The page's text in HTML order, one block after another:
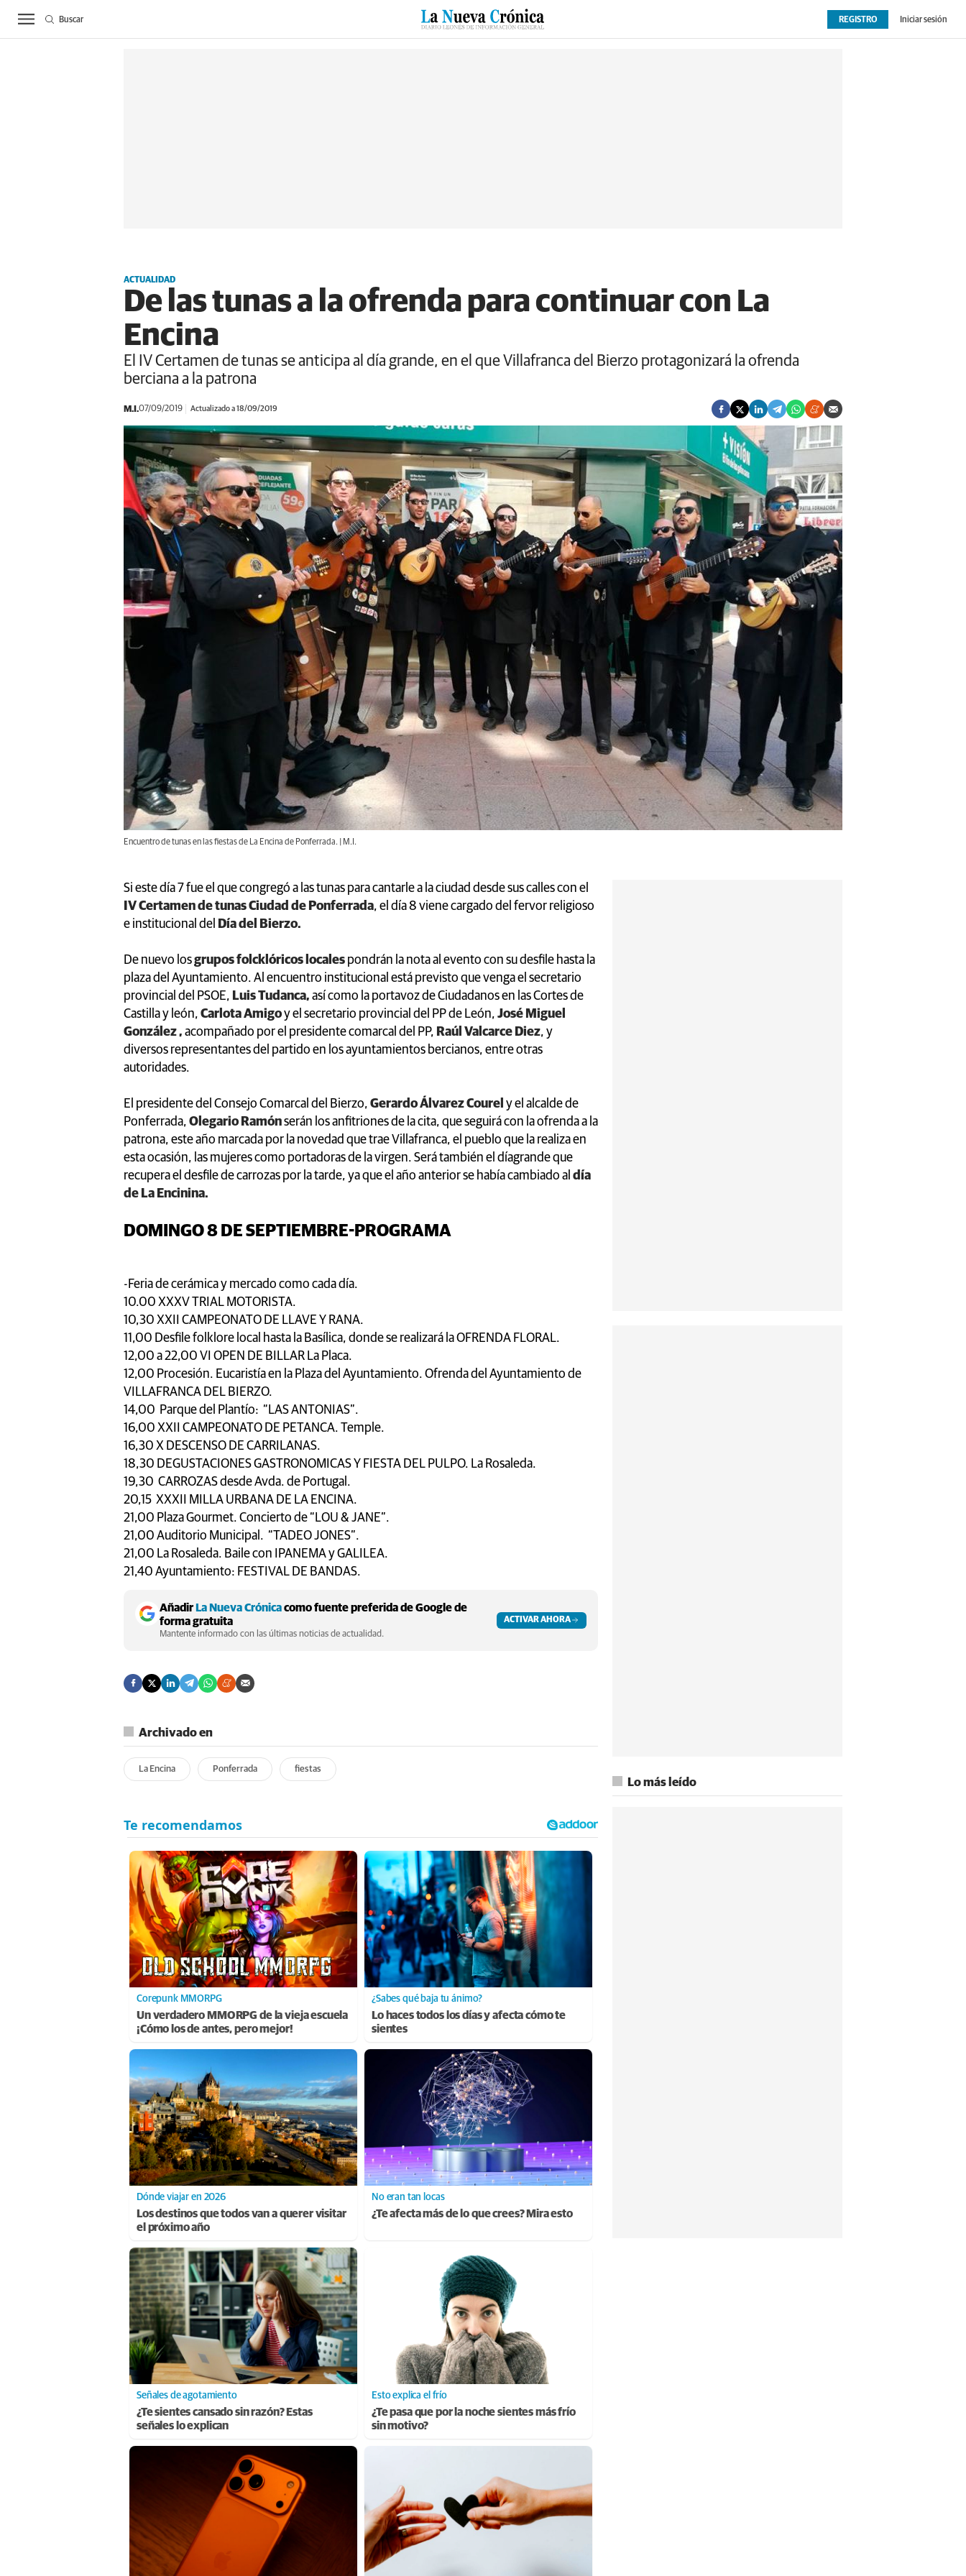
ACTUALIDAD BIERZO SUCESOS CULTURAS ESPECIALES DEPORTES OPINIÓN EXTRAS
REGISTRO Iniciar sesión
Buscar
ACTUALIDAD
De las tunas a la ofrenda para continuar con La
Encina
El IV Certamen de tunas se anticipa al día grande, en el que Villafranca del Bierzo protagonizará la ofrenda
berciana a la patrona
M.I.07/09/2019 Actualizado a 18/09/2019
Encuentro de tunas en las fiestas de La Encina de Ponferrada. | M.I.
Si este día 7 fue el que congregó a las tunas para cantarle a la ciudad desde sus calles con el
IV Certamen de tunas Ciudad de Ponferrada, el día 8 viene cargado del fervor religioso
e institucional del
Día del Bierzo.
De nuevo losgrupos folcklóricos locales pondrán la nota al evento con su desfile hasta la
plaza del Ayuntamiento. Al encuentro institucional está previsto que venga el secretario
provincial del PSOE, Luis Tudanca, así como la portavoz de Ciudadanos en las Cortes de
Castilla y león, Carlota Amigoy el secretario provincial del PP de León, José Miguel
González , acompañado por el presidente comarcal del PP, Raúl Valcarce Diez, y
diversos representantes del partido en los ayuntamientos bercianos, entre otras
autoridades.
El presidente del Consejo Comarcal del Bierzo, Gerardo Álvarez Courel y el alcalde de
Ponferrada, Olegario Ramónserán los anfitriones de la cita, que seguirá con la ofrenda a la
patrona, este año marcada por la novedad que trae Villafranca, el pueblo que la realiza en
esta ocasión, las mujeres como portadoras de la virgen. Será también el díagrande que
recupera el desfile de carrozas por la tarde, ya que el año anterior se había cambiado al día
de La Encinina.
DOMINGO 8 DE SEPTIEMBRE-PROGRAMA
-Feria de cerámica y mercado como cada día.
10.00 XXXV TRIAL MOTORISTA.
10,30 XXII CAMPEONATO DE LLAVE Y RANA.
11,00 Desfile folklore local hasta la Basílica, donde se realizará la OFRENDA FLORAL.
12,00 a 22,00 VI OPEN DE BILLAR La Placa.
12,00 Procesión. Eucaristía en la Plaza del Ayuntamiento. Ofrenda del Ayuntamiento de
VILLAFRANCA DEL BIERZO.
14,00 Parque del Plantío: “LAS ANTONIAS”.
16,00 XXII CAMPEONATO DE PETANCA. Temple.
16,30 X DESCENSO DE CARRILANAS.
18,30 DEGUSTACIONES GASTRONOMICAS Y FIESTA DEL PULPO. La Rosaleda.
19,30 CARROZAS desde Avda. de Portugal.
20,15 XXXII MILLA URBANA DE LA ENCINA.
21,00 Plaza Gourmet. Concierto de “LOU & JANE”.
21,00 Auditorio Municipal. “TADEO JONES”.
21,00 La Rosaleda. Baile con IPANEMA y GALILEA.
21,40 Ayuntamiento: FESTIVAL DE BANDAS.
AñadirLa Nueva Crónicacomo fuente preferida de Google de
forma gratuita
Mantente informado con las últimas noticias de actualidad.
ACTIVAR AHORA
Archivado en
La Encina Ponferrada fiestas
Corepunk MMORPG
Un verdadero MMORPG de la vieja escuela
¡Cómo los de antes, pero mejor!
¿Sabes qué baja tu ánimo?
Lo haces todos los días y afecta cómo te
sientes
Dónde viajar en 2026
Los destinos que todos van a querer visitar
el próximo año
No eran tan locas
¿Te afecta más de lo que crees? Mira esto
Señales de agotamiento
¿Te sientes cansado sin razón? Estas
señales lo explican
Esto explica el frío
¿Te pasa que por la noche sientes más frío
sin motivo?
Lo más leído